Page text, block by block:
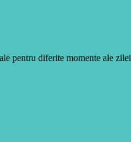
pentru diferite momente ale zilei